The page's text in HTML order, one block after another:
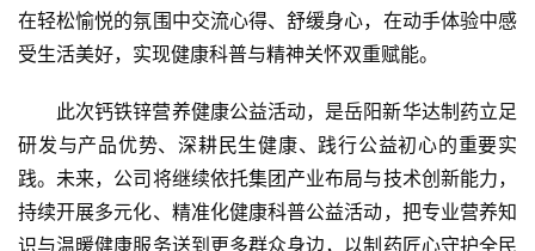
在轻松愉悦的氛围中交流心得、舒缓身心，在动手体验中感
受生活美好，实现健康科普与精神关怀双重赋能。
此次钙铁锌营养健康公益活动，是岳阳新华达制药立足
研发与产品优势、深耕民生健康、践行公益初心的重要实
践。未来，公司将继续依托集团产业布局与技术创新能力，
持续开展多元化、精准化健康科普公益活动，把专业营养知
识与温暖健康服务送到更多群众身边，以制药匠心守护全民